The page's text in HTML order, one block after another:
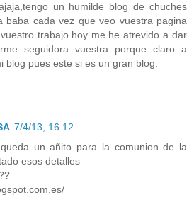
un humilde blog de chuches
baba cada vez que veo vuestra pagina
trabajo.hoy me he atrevido a dar
seguidora vuestra porque claro a
blog pues este si es un gran blog.
7/4/13, 16:12
un añito para la comunion de la
esos detalles